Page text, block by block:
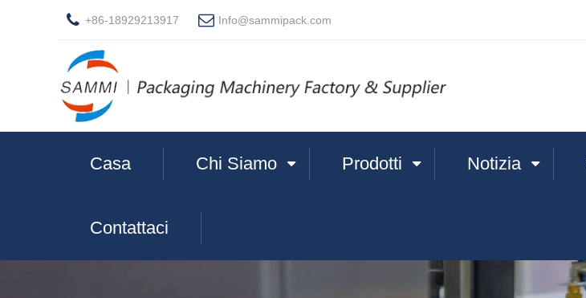
+86-18929213917 Info@sammipack.com
Casa Chi Siamo Prodotti Notizia
Contattaci